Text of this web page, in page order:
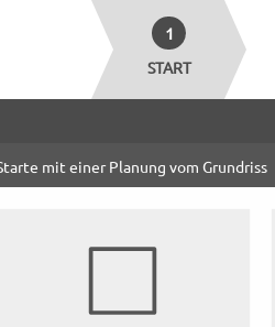
1
START
mit einer Planung vom Grundriss